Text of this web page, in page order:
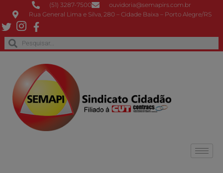
(51) 3287-7500
ouvidoria@semapirs.com.br
Rua General Lima e Silva, 280 – Cidade Baixa – Porto Alegre/RS